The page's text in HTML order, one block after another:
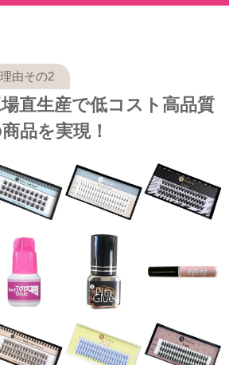
直生産で低コスト高品質
品を実現！